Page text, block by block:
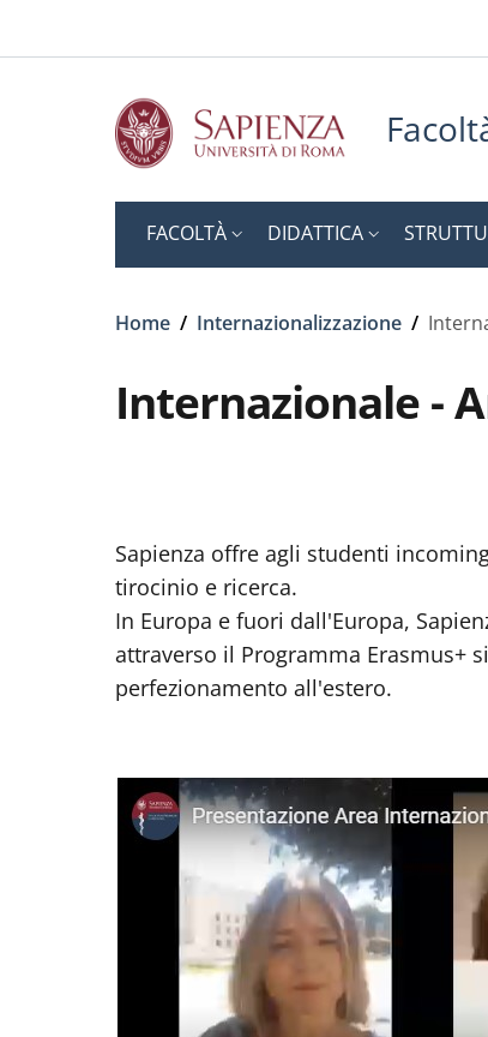
FACOLTÀ DIDATTICA
Briciole di pane
Home / Internazionalizzazione /
Internazionale -
Sapienza offre agli studenti
tirocinio e ricerca.
In Europa e fuori dall'Europa,
attraverso il Programma Erasmus+
perfezionamento all'estero.